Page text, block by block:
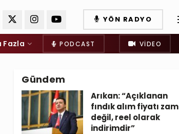
YÖN RADYO
Fazla PODCAST VIDEO
Gündem
Arıkan: “Açıklanan
fındık alım fiyatı zam
değil, reel olarak
indirimdir”